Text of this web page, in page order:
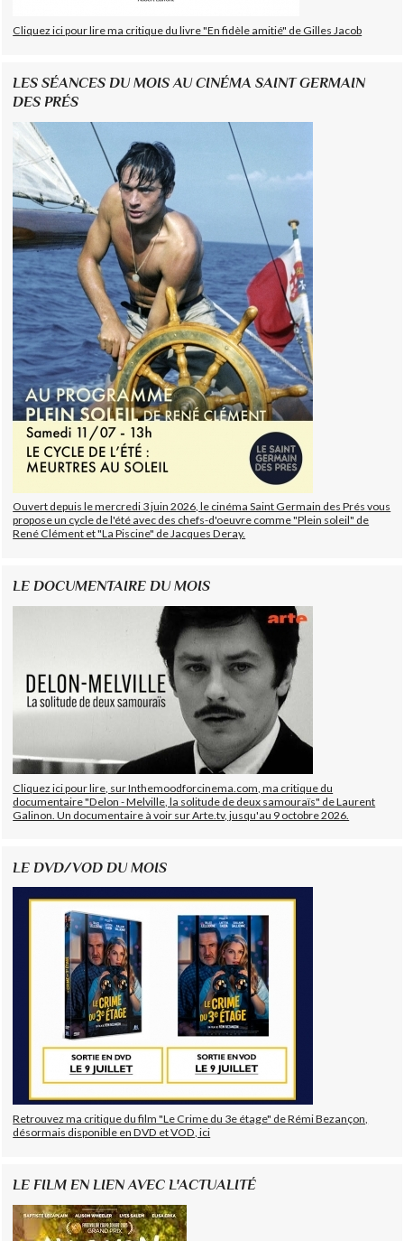
Cliquez ici pour lire ma critique du livre "En fidèle amitié" de Gilles Jacob
LES SÉANCES DU MOIS AU CINÉMA SAINT GERMAIN
DES PRÉS
Ouvert depuis le mercredi 3 juin 2026, le cinéma Saint Germain des Prés vous
propose un cycle de l'été avec des chefs-d'oeuvre comme "Plein soleil" de
René Clément et "La Piscine" de Jacques Deray.
LE DOCUMENTAIRE DU MOIS
Cliquez ici pour lire, sur Inthemoodforcinema.com, ma critique du
documentaire "Delon - Melville, la solitude de deux samouraïs" de Laurent
Galinon. Un documentaire à voir sur Arte.tv, jusqu'au 9 octobre 2026.
LE DVD/VOD DU MOIS
Retrouvez ma critique du film "Le Crime du 3e étage" de Rémi Bezançon,
désormais disponible en DVD et VOD, ici
LE FILM EN LIEN AVEC L'ACTUALITÉ